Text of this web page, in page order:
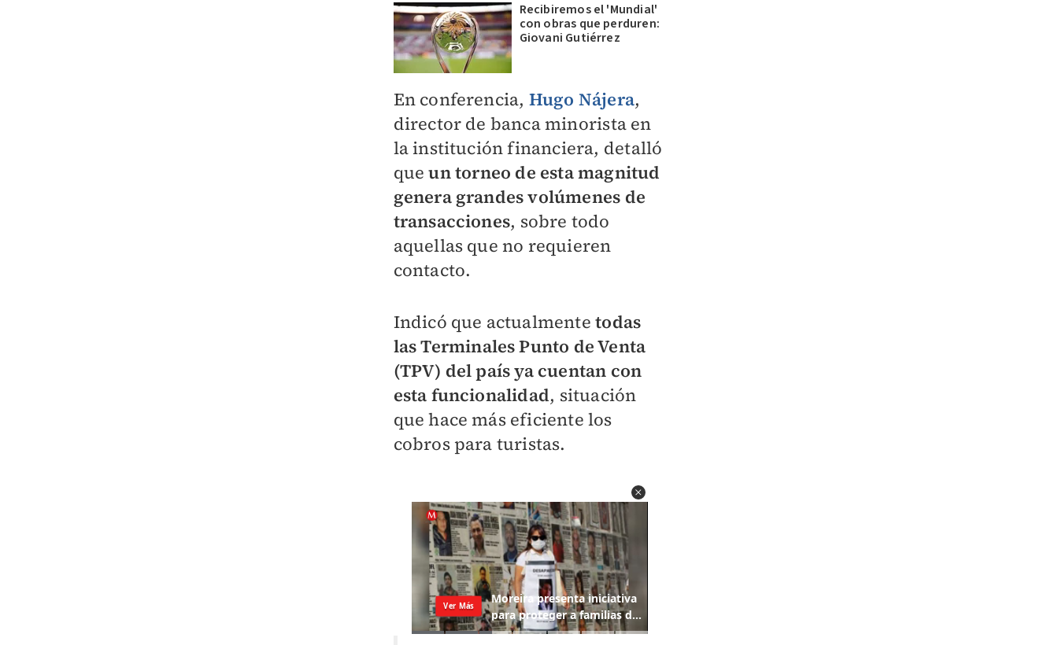
Recibiremos el 'Mundial'
con obras que perduren:
Giovani Gutiérrez
En conferencia, Hugo Nájera,
director de banca minorista en
la institución financiera, detalló
que un torneo de esta magnitud
genera grandes volúmenes de
transacciones, sobre todo
aquellas que no requieren
contacto.
Indicó que actualmentetodas
las Terminales Punto de Venta
(TPV) del país ya cuentan con
esta funcionalidad, situación
que hace más eficiente los
cobros para turistas.